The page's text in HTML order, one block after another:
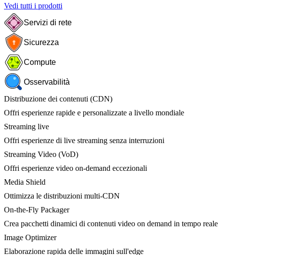
Vedi tutti i prodotti
Servizi di rete
Sicurezza
Compute
Osservabilità
Distribuzione dei contenuti (CDN)
Offri esperienze rapide e personalizzate a livello mondiale
Streaming live
Offri esperienze di live streaming senza interruzioni
Streaming Video (VoD)
Offri esperienze video on-demand eccezionali
Media Shield
Ottimizza le distribuzioni multi-CDN
On-the-Fly Packager
Crea pacchetti dinamici di contenuti video on demand in tempo reale
Image Optimizer
Elaborazione rapida delle immagini sull'edge